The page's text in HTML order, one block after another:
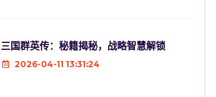
三国群英传：秘籍揭秘，战略智慧解锁
2026-04-11 13:31:24